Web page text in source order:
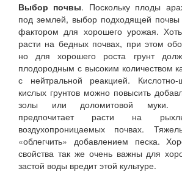
Выбор почвы. Поскольку плоды
под землей, выбор подходящей
фактором для хорошего урожая.
расти на бедных почвах, при этом
но для хорошего роста грунт
плодородным с высоким количеством
с нейтральной реакцией.
кислых грунтов можно повысить
золы или доломитовой муки.
предпочитает расти на
воздухопроницаемых почвах.
«облегчить» добавлением песка.
свойства так же очень важны для
застой воды вредит этой культуре.